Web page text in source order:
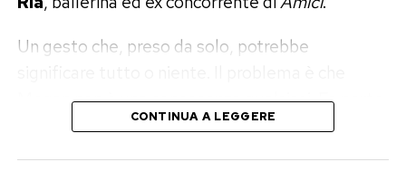
Un gesto che, preso da solo, potrebbe
Megan non è una conoscenza qualsiasi. Fa parte
del corpo di ballo di Elodie ed è stata molto
CONTINUA A LEGGERE